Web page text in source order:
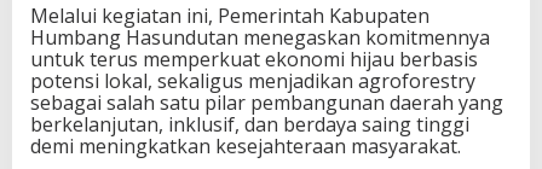
Melalui kegiatan ini, Pemerintah Kabupaten
Humbang Hasundutan menegaskan komitmennya
untuk terus memperkuat ekonomi hijau berbasis
potensi lokal, sekaligus menjadikan agroforestry
sebagai salah satu pilar pembangunan daerah yang
berkelanjutan, inklusif, dan berdaya saing tinggi
demi meningkatkan kesejahteraan masyarakat.